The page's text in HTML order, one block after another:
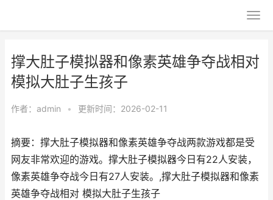
撑大肚子模拟器和像素英雄争夺战相对
模拟大肚子生孩子
作者： admin • 更新时间：2026-02-11
摘要：撑大肚子模拟器和像素英雄争夺战两款游戏都是受
网友非常欢迎的游戏。撑大肚子模拟器今日有22人安装，
像素英雄争夺战今日有27人安装。,撑大肚子模拟器和像素
英雄争夺战相对 模拟大肚子生孩子